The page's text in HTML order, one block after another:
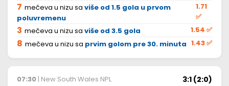
7 mečeva u nizu sa više od 1.5 gola u prvom
poluvremenu
1.71
✅
3 mečeva u nizu sa više od 3.5 gola 1.54 ✅
8 mečeva u nizu sa prvim golom pre 30. minuta 1.43✅
07:30 | New South Wales NPL
3:1 (2:0)